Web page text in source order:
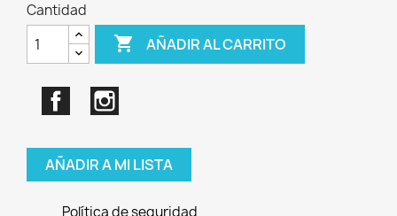
Cantidad
 AÑADIR AL CARRITO
Facebook
AÑADIR A MI LISTA
Política de seguridad